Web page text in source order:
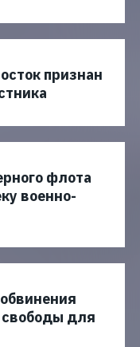
признан
флота
военно-
для